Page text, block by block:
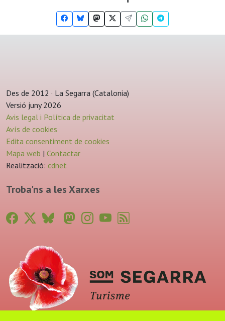
Des de 2012 · La Segarra (Catalonia)
Versió juny 2026
Avis legal i Política de privacitat
Avís de cookies
Edita consentiment de cookies
Mapa web | Contactar
Realització: cdnet
Troba'ns a les Xarxes